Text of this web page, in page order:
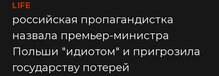
LIFE
российская пропагандистка
назвала премьер-министра
Польши "идиотом" и пригрозила
государству потерей